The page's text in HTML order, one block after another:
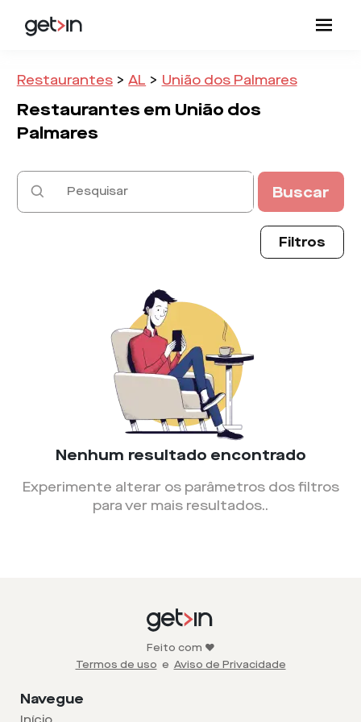
Restaurantes > AL > União dos Palmares
Restaurantes em União dos
Palmares
Buscar
Filtros
Nenhum resultado encontrado
Experimente alterar os parâmetros dos filtros
para ver mais resultados..
Feito com ❤️
Termos de uso e Aviso de Privacidade
Navegue